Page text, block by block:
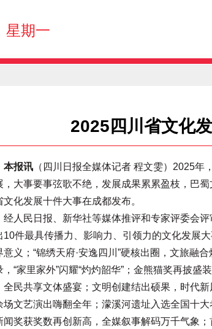
星期一
2025四川省文化
本报讯 （四川日报全媒体记者 程文雯）2025
，大事要事弦歌不绝，发展成果累累盈枝，巴
文化发展十件大事在成都发布。
民日报、新华社等媒体推评和专家评委会评
10件最具传播力、影响力、引领力的文化发展
意义；“锦绣天府·安逸四川”硬核出圈，文旅融
，“家里家外”闪耀“灼灼韶华”；金熊猫奖再披盛
全民共享文体盛宴；文明创建结出硕果，时代
场文艺演出嗨翻全年；濛溪河遗址入选全国十
闻奖获奖数再创新高，全媒叙事解码万千气象